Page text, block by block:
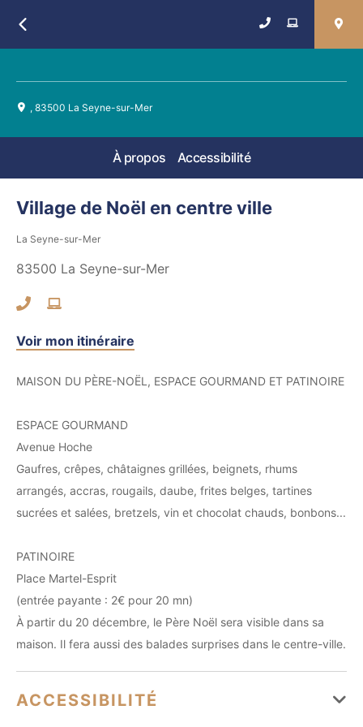
, 83500 La Seyne-sur-Mer
À propos Accessibilité
Village de Noël en centre ville
La Seyne-sur-Mer
83500 La Seyne-sur-Mer
Voir mon itinéraire
MAISON DU PÈRE-NOËL, ESPACE GOURMAND ET PATINOIRE
ESPACE GOURMAND
Avenue Hoche
Gaufres, crêpes, châtaignes grillées, beignets, rhums
arrangés, accras, rougails, daube, frites belges, tartines
sucrées et salées, bretzels, vin et chocolat chauds, bonbons...
PATINOIRE
Place Martel-Esprit
(entrée payante : 2€ pour 20 mn)
À partir du 20 décembre, le Père Noël sera visible dans sa
maison. Il fera aussi des balades surprises dans le centre-ville.
ACCESSIBILITÉ